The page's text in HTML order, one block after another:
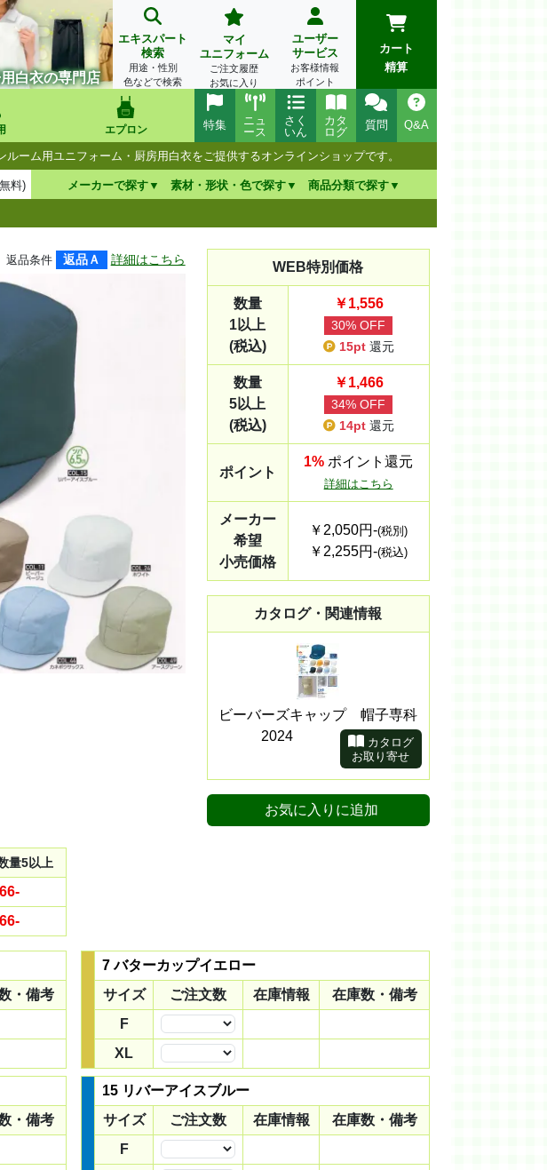
白衣の専門店
エキスパート
検索
用途・性別
色などで検索
マイ
ユニフォーム
ご注文履歴
お気に入り
ユーザー
サービス
お客様情報
ポイント
カート
精算
エプロン Q&A
質問
カタ
ログ
さく
いん
ニュ
ース
特集
ーム用ユニフォーム・厨房用白衣をご提供するオンラインショップです。
料) メーカーで探す 素材・形状・色で探す 商品分類で探す
返品条件 返品Ａ 詳細はこちら WEB特別価格
数量
1以上
(税込)
￥1,556
30% OFF
15pt 還元
数量
5以上
(税込)
￥1,466
34% OFF
14pt 還元
ポイント
1% ポイント還元
詳細はこちら
メーカー
希望
小売価格
￥2,050円-(税別)
￥2,255円-(税込)
カタログ・関連情報
ビーバーズキャップ 帽子専科
2024
カタログ
お取り寄せ
お気に入りに追加
量5以上
-
-
・備考
7 バターカップイエロー
サイズ
ご注文数 在庫情報
在庫数・備考
F
XL
・備考
15 リバーアイスブルー
サイズ
ご注文数 在庫情報
在庫数・備考
F